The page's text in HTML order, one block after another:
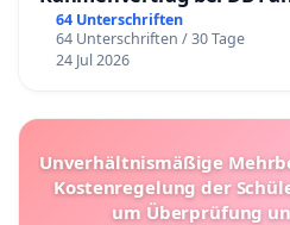
64 Unterschriften
64 Unterschriften / 30 Tage
24 Jul 2026
Unverhältnismäßige
Kostenregelung der
um Überprüfung